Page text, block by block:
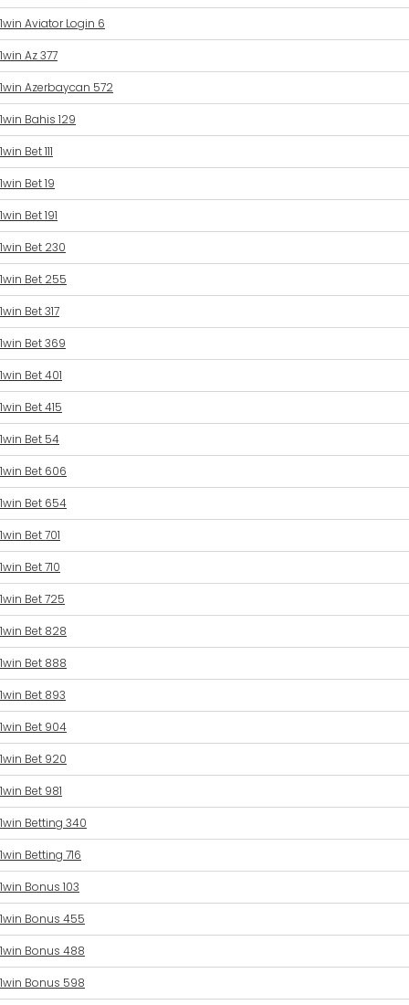
1win Aviator Login 6
1win Az 377
1win Azerbaycan 572
1win Bahis 129
1win Bet 111
1win Bet 19
1win Bet 191
1win Bet 230
1win Bet 255
1win Bet 317
1win Bet 369
1win Bet 401
1win Bet 415
1win Bet 54
1win Bet 606
1win Bet 654
1win Bet 701
1win Bet 710
1win Bet 725
1win Bet 828
1win Bet 888
1win Bet 893
1win Bet 904
1win Bet 920
1win Bet 981
1win Betting 340
1win Betting 716
1win Bonus 103
1win Bonus 455
1win Bonus 488
1win Bonus 598